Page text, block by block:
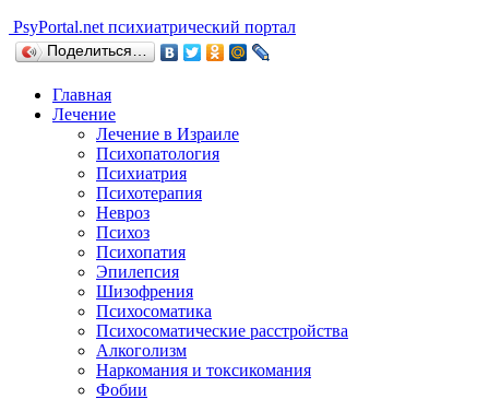
PsyPortal.net психиатрический портал
Поделиться…
Главная
Лечение
Лечение в Израиле
Психопатология
Психиатрия
Психотерапия
Невроз
Психоз
Психопатия
Эпилепсия
Шизофрения
Психосоматика
Психосоматические расстройства
Алкоголизм
Наркомания и токсикомания
Фобии